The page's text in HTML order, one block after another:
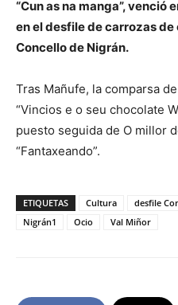
“Cun as na manga”, venció
en el desfile de carrozas
Concello de Nigrán.
Tras Mañufe, la comparsa
“Vincios e o seu chocolate
puesto seguida de O millor
“Fantaxeando”.
ETIQUETAS Cultura desfile
Nigrán1
Ocio Val Miñor